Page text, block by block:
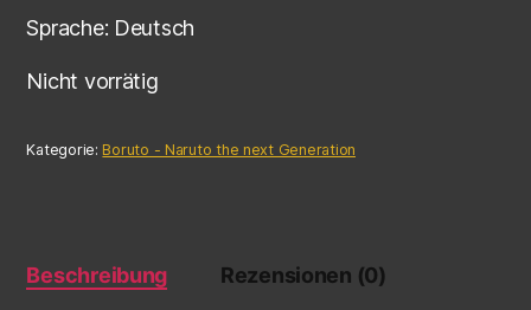
Sprache: Deutsch
Nicht vorrätig
Kategorie: Boruto - Naruto the next Generation
Beschreibung Rezensionen (0)